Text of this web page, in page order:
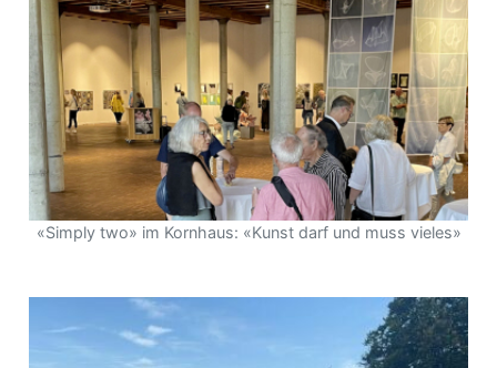
«Simply two» im Kornhaus: «Kunst darf und muss vieles»